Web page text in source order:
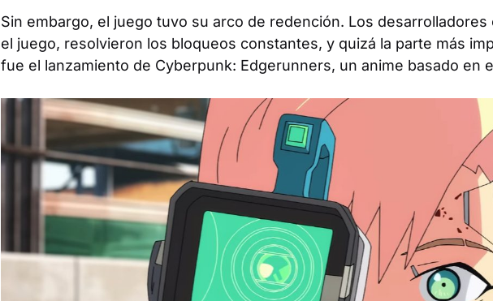
Sin embargo, el juego tuvo su arco de redención. Los
el juego, resolvieron los bloqueos constantes, y quizá la parte más
fue el lanzamiento de Cyberpunk: Edgerunners, un anime basado en